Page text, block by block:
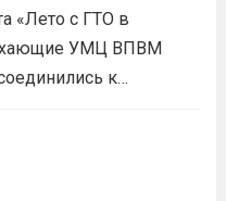
«Лето с ГТО в
УМЦ ВПВМ
к
проверкой